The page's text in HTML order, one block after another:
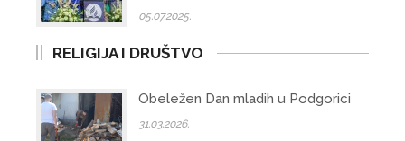
05.07.2025.
RELIGIJA I DRUŠTVO
Obeležen Dan mladih u Podgorici
31.03.2026.